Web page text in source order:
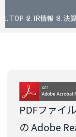
TOP IR情報 決
PDFファイ
の Adobe